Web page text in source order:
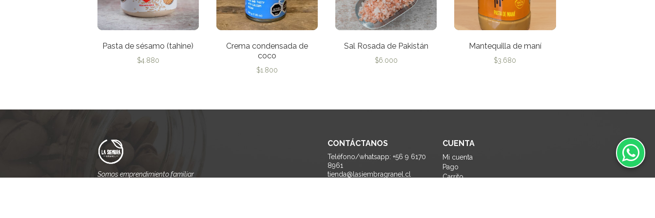
Pasta de sésamo (tahine)
$4.880
Crema condensada de
coco
$1.800
Sal Rosada de Pakistán
$6.000
Mantequilla de maní
$3.680
Somos emprendimiento familiar
CONTÁCTANOS
Teléfono/whatsapp: +56 9 6170
8961
tienda@lasiembragranel.cl
CUENTA
Mi cuenta
Pago
Carrito